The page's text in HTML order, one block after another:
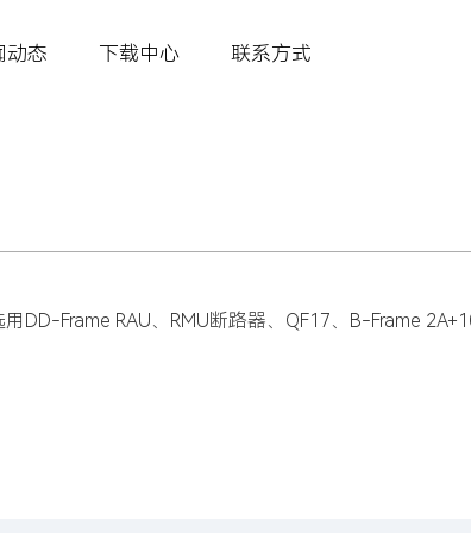
动态 下载中心 联系方式
Frame RAU、RMU断路器、QF17、B-Frame